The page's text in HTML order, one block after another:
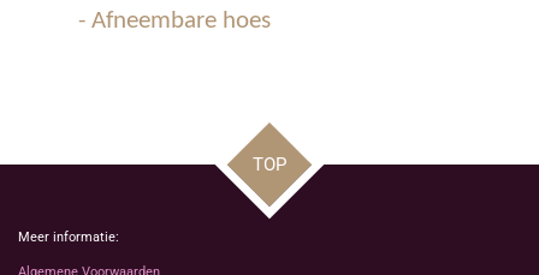
- Afneembare hoes
TOP
Meer informatie: